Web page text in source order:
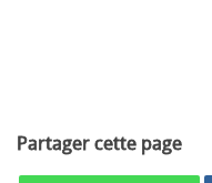
Partager cette page